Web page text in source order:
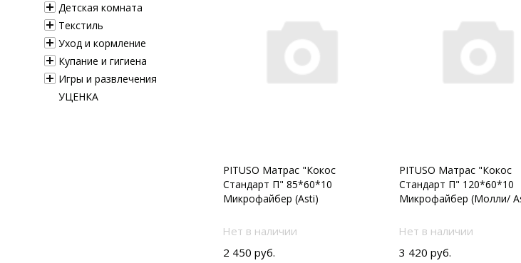
Детская комната
Текстиль
Уход и кормление
Купание и гигиена
Игры и развлечения
УЦЕНКА
PITUSO Матрас "Кокос
Стандарт П" 85*60*10
Микрофайбер (Asti)
Нет в наличии
2 450 руб.
PITUSO Матрас "Кокос
Стандарт П" 120*60*10
Микрофайбер (Молли/
Нет в наличии
3 420 руб.